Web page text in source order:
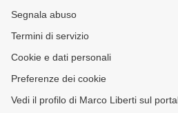
Segnala abuso
Termini di servizio
Cookie e dati personali
Preferenze dei cookie
Vedi il profilo di Marco Liberti sul